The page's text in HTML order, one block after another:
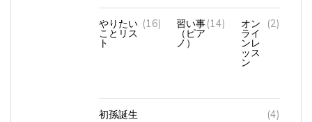
やりたい
ことリス
ト
(16) 習い事
（ピア
ノ）
(14) オン
ンレ
ッス
ン
(2)
初孫誕生 (4)